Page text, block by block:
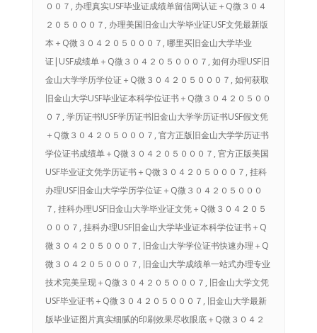
００７, 办理真实USF毕业证成绩单留信网认证＋Q微３０４
２０５０００７, 办理美国旧金山大学毕业证USF文凭最新版
本＋Q微３０４２０５０００７, 哪里买旧金山大学毕业
证|USF成绩单＋Q微３０４２０５０００７, 如何办理USF旧
金山大学学历学位证＋Q微３０４２０５０００７, 如何获取
旧金山大学USF毕业证本科学位证书＋Q微３０４２０５００
０７, 学历证书!USF学历证书旧金山大学学历证书USF假文凭
＋Q微３０４２０５０００７, 官方正版旧金山大学学历证书
学位证书成绩单＋Q微３０４２０５０００７, 官方正版美国
USF毕业证文凭学历证书＋Q微３０４２０５０００７, 挂科
办理USF旧金山大学学历学位证＋Q微３０４２０５０００
７, 挂科办理USF旧金山大学毕业证文凭＋Q微３０４２０５
０００７, 挂科办理USF旧金山大学毕业证本科学位证书＋Q
微３０４２０５０００７, 旧金山大学学位证书快速办理＋Q
微３０４２０５０００７, 旧金山大学成绩单一站式办理专业
技术完美呈现＋Q微３０４２０５０００７, 旧金山大学文凭
USF毕业证书＋Q微３０４２０５０００７, 旧金山大学最新
版毕业证图片真实细腻的印刷效果尽收眼底＋Q微３０４２